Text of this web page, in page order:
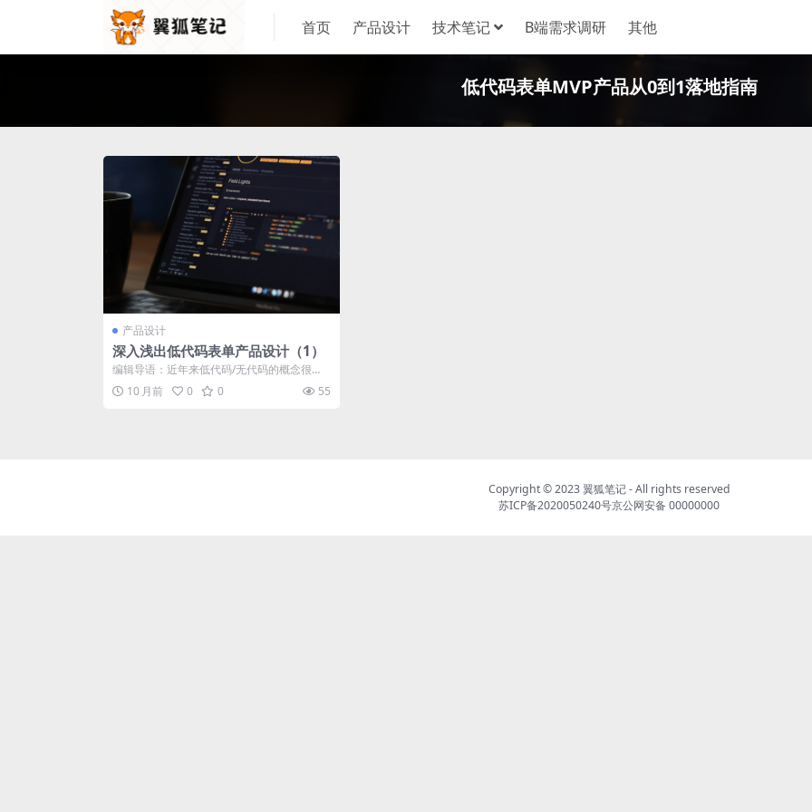
首页 产品设计 技术笔记 B端需求调研 其他
低代码表单MVP产品从0到1落地指南
产品设计
深入浅出低代码表单产品设计（1）
编辑导语：近年来低代码/无代码的概念很
火，它可以让技术、运营同学通过少量甚至无
代...10 月前 0 0 55
Copyright © 2023翼狐笔记- All rights reserved
苏ICP备2020050240号京公网安备 00000000